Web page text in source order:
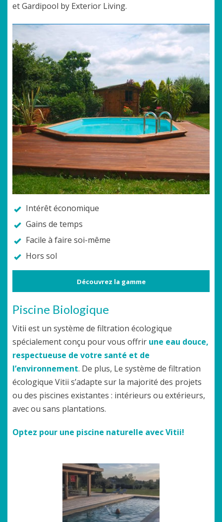
et Gardipool by Exterior Living.
Intérêt économique
Gains de temps
Facile à faire soi-même
Hors sol
Découvrez la gamme
Piscine Biologique
Vitii est un système de filtration écologique
spécialement conçu pour vous offrir une eau douce,
respectueuse de votre santé et de
l’environnement. De plus, Le système de filtration
écologique Vitii s’adapte sur la majorité des projets
ou des piscines existantes : intérieurs ou extérieurs,
avec ou sans plantations.
Optez pour une piscine naturelle avec Vitii!